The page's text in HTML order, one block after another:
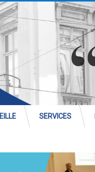
SERVICES